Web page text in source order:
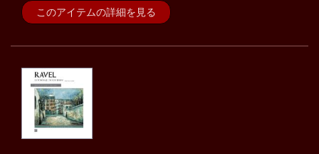
このアイテムの詳細を見る